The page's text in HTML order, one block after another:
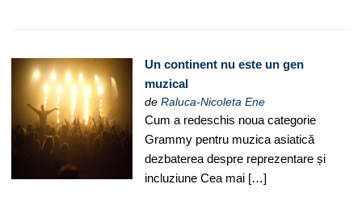
Un continent nu este un gen
muzical
deRaluca-Nicoleta Ene
Cum a redeschis noua categorie
Grammy pentru muzica asiatică
dezbaterea despre reprezentare și
incluziune Cea mai […]